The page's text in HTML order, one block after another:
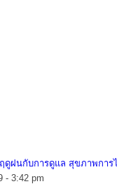
ดูฝนกับการดูแล สุขภาพการ
- 3:42 pm